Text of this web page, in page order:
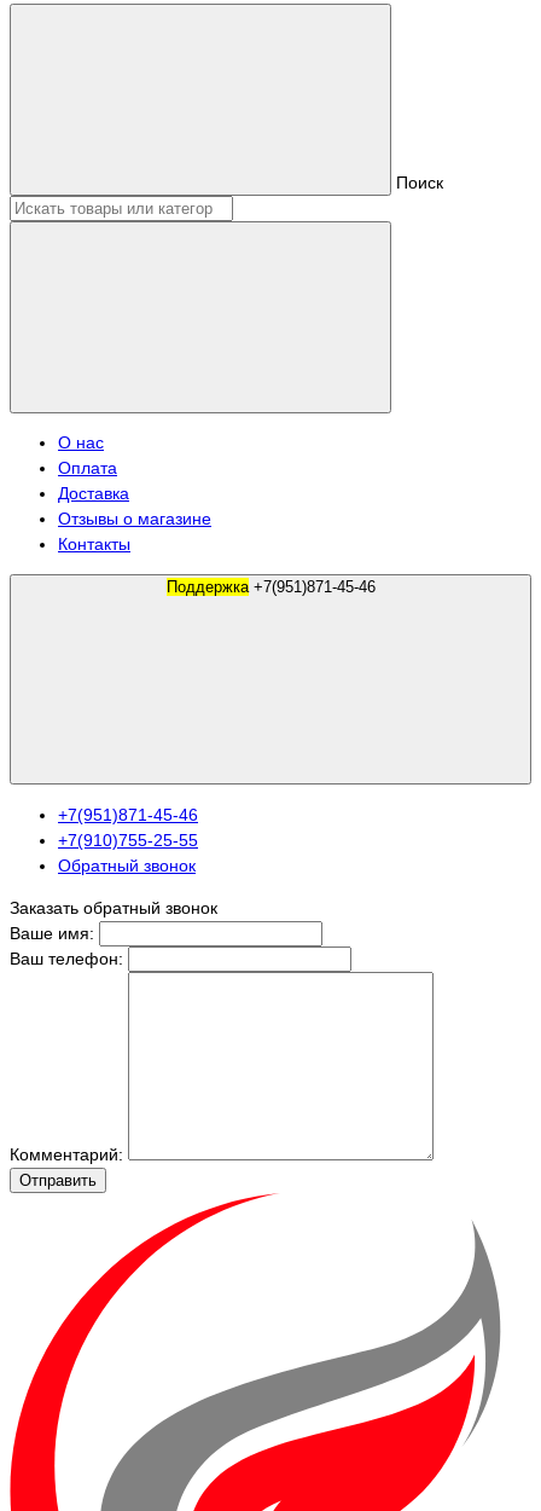
Поиск
О нас
Оплата
Доставка
Отзывы о магазине
Контакты
Поддержка +7(951)871-45-46
+7(951)871-45-46
+7(910)755-25-55
Обратный звонок
Заказать обратный звонок
Ваше имя:
Ваш телефон:
Комментарий:
Отправить